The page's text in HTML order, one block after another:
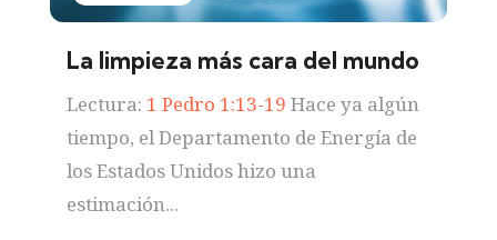
La limpieza más cara del mundo
Lectura: 1 Pedro 1:13-19 Hace ya algún
tiempo, el Departamento de Energía de
los Estados Unidos hizo una
estimación...